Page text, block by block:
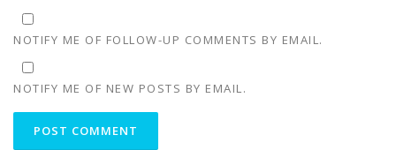
NOTIFY ME OF FOLLOW-UP COMMENTS BY EMAIL.
NOTIFY ME OF NEW POSTS BY EMAIL.